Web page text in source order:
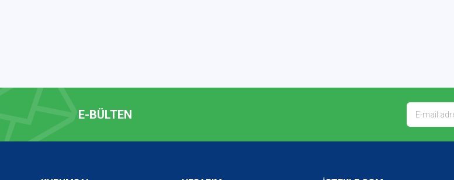
E-BÜLTEN